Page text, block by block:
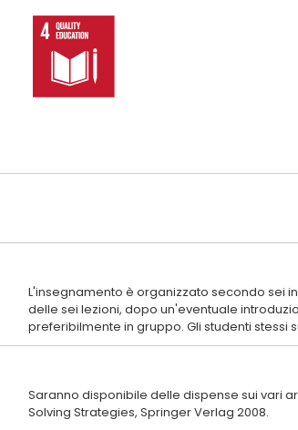
L'insegnamento è organizzato secondo sei
delle sei lezioni, dopo un'eventuale
Saranno disponibile delle dispense sui vari